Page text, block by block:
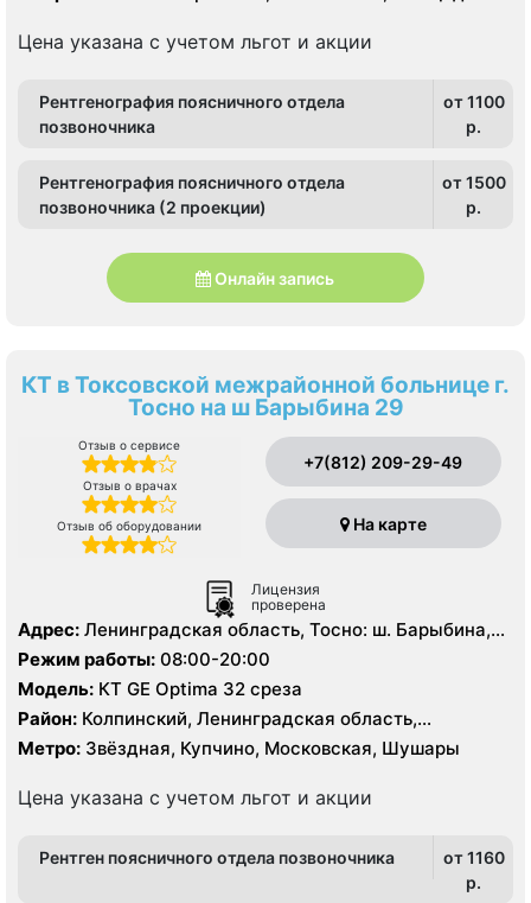
Цена указана с учетом льгот и акции
Рентгенография поясничного отдела
позвоночника
от 1100
p.
Рентгенография поясничного отдела
позвоночника (2 проекции)
от 1500
p.
Онлайн запись
КТ в Токсовской межрайонной больнице г.
Тосно на ш Барыбина 29
Отзыв о сервисе
Отзыв о врачах
Отзыв об оборудовании
+7(812) 209-29-49
На карте
Лицензия
проверена
Адрес: Ленинградская область, Тосно: ш. Барыбина,
29
Режим работы: 08:00-20:00
Модель: КТ GE Optima 32 среза
Район: Колпинский, Ленинградская область,
Московский, Пушкинский
Метро: Звёздная, Купчино, Московская, Шушары
Цена указана с учетом льгот и акции
Рентген поясничного отдела позвоночника
от 1160
p.